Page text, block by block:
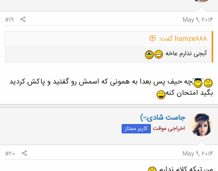
May 9, 2014
#19
hamze888 گفت:
آبجی ندارم عاخه
چه حیف پس بعدا به همونی که اسمش رو گفتید و پاکش کردید
بگید امتحان کنه
جاست شادی:-)
اخراجی موقت کاربر ممتاز
May 9, 2014
#20